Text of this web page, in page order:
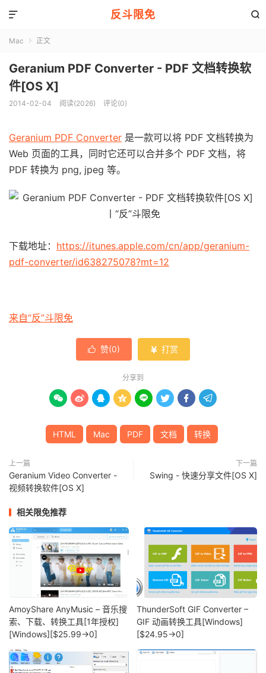
反斗限免 

Mac  正文
Geranium PDF Converter - PDF 文档转换软
件[OS X]
2014-02-04 阅读(2026) 评论(0)
Geranium PDF Converter 是一款可以将 PDF 文档转换为
Web 页面的工具，同时它还可以合并多个 PDF 文档，将
PDF 转换为 png, jpeg 等。
下载地址： https://itunes.apple.com/cn/app/geranium-
pdf-converter/id638275078?mt=12
来自“反”斗限免
 赞(0)  打赏
分享到
       
HTML Mac PDF 文档 转换
上一篇
Geranium Video Converter -
视频转换软件[OS X]
下一篇
Swing - 快速分享文件[OS X]
相关限免推荐
AmoyShare AnyMusic – 音乐搜
索、下载、转换工具[1年授权]
[Windows][$25.99→0]
ThunderSoft GIF Converter –
GIF 动画转换工具[Windows]
[$24.95→0]